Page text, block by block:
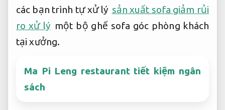
các bạn trình tự xử lý sản xuất sofa giảm rủi
ro xử lý một bộ ghế sofa góc phòng khách
tại xưởng.
Ma Pi Leng restaurant tiết kiệm ngân
sách